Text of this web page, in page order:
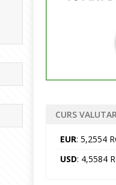
CURS
EUR: 5,2554
USD: 4,5584